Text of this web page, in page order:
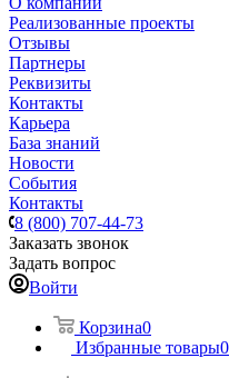
Реализованные проекты
Отзывы
Партнеры
Реквизиты
Контакты
Карьера
База знаний
Новости
События
Контакты
8 (800) 707-44-73
Заказать звонок
Задать вопрос
Войти
Корзина0
Избранные товары0